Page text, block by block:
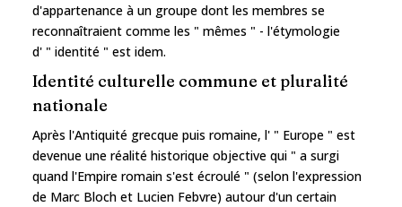
d'appartenance à un groupe dont les membres se
reconnaîtraient comme les " mêmes " - l'étymologie
d' " identité " est idem.
Identité culturelle commune et pluralité
nationale
Après l'Antiquité grecque puis romaine, l' " Europe " est
devenue une réalité historique objective qui " a surgi
quand l'Empire romain s'est écroulé " (selon l'expression
de Marc Bloch et Lucien Febvre) autour d'un certain